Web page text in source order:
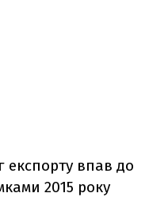
експорту впав до
2015 року